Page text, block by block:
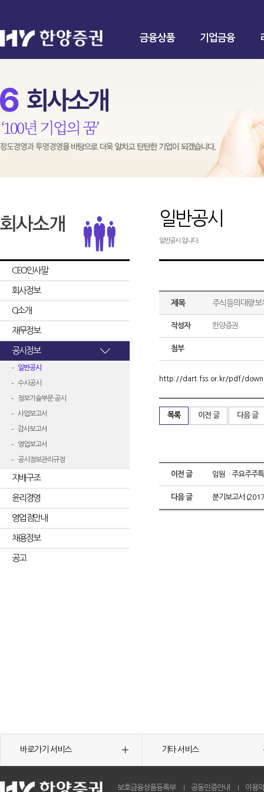
금융상품 기업금융
CEO인사말
회사정보
CI소개
재무정보
공시정보
일반공시
수시공시
정보기술부문 공시
사업보고서
감사보고서
영업보고서
공시정보관리규정
지배구조
윤리경영
영업점안내
채용정보
공고
일반공시
일반공시 입니다.
제목 주식등의대량보
작성자 한양증권
첨부
http://dart.fss.or.kr/pdf/
목록 이전 글 다음 글
이전 글 임원ㆍ주요주주
다음 글 분기보고서
바로가기 서비스 기타 서비스
보호금융상품등록부 공동인증안내 이용